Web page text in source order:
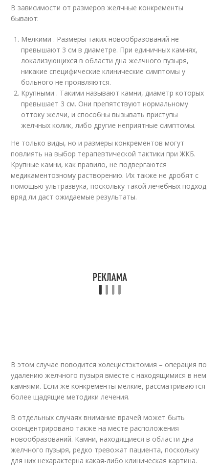
В зависимости от размеров желчные конкременты
бывают:
Мелкими . Размеры таких новообразований не
превышают 3 см в диаметре. При единичных камнях,
локализующихся в области дна желчного пузыря,
никакие специфические клинические симптомы у
больного не проявляются.
Крупными . Такими называют камни, диаметр которых
превышает 3 см. Они препятствуют нормальному
оттоку желчи, и способны вызывать приступы
желчных колик, либо другие неприятные симптомы.
Не только виды, но и размеры конкрементов могут
повлиять на выбор терапевтической тактики при ЖКБ.
Крупные камни, как правило, не подвергаются
медикаментозному растворению. Их также не дробят с
помощью ультразвука, поскольку такой лечебных подход
вряд ли даст ожидаемые результаты.
В этом случае поводится холецистэктомия – операция по
удалению желчного пузыря вместе с находящимися в нем
камнями. Если же конкременты мелкие, рассматриваются
более щадящие методики лечения.
В отдельных случаях внимание врачей может быть
сконцентрировано также на месте расположения
новообразований. Камни, находящиеся в области дна
желчного пузыря, редко тревожат пациента, поскольку
для них нехарактерна какая-либо клиническая картина.